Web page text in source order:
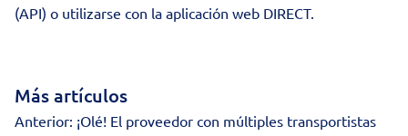
(API) o utilizarse con la aplicación web DIRECT.
Más artículos
Anterior: ¡Olé! El proveedor con múltiples transportistas